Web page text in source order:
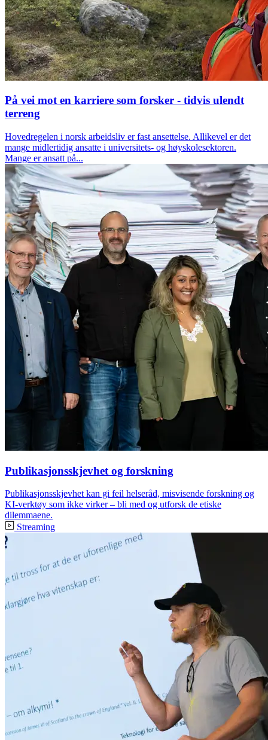
På vei mot en karriere som forsker - tidvis ulendt
terreng
Hovedregelen i norsk arbeidsliv er fast ansettelse. Allikevel er det
mange midlertidig ansatte i universitets- og høyskolesektoren.
Mange er ansatt på...
Publikasjonsskjevhet og forskning
Publikasjonsskjevhet kan gi feil helseråd, misvisende forskning og
KI-verktøy som ikke virker – bli med og utforsk de etiske
dilemmaene.
Streaming